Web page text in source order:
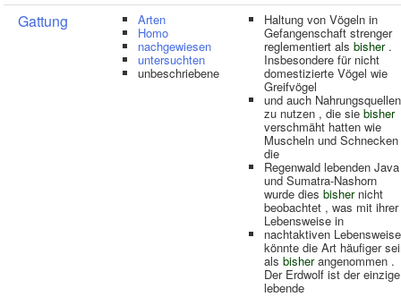
Gattung Arten
Homo
nachgewiesen
untersuchten
unbeschriebene
Haltung von Vögeln in
Gefangenschaft strenger
reglementiert als bisher.
Insbesondere für nicht
domestizierte Vögel wie
Greifvögel
und auch Nahrungsquellen
zu nutzen , die sie bisher
verschmäht hatten wie
Muscheln und
die
Regenwald lebenden
und Sumatra-Nashorn
wurde dies bishernicht
beobachtet , was mit ihrer
Lebensweise in
nachtaktiven Lebensweise
könnte die Art häufiger
als bisherangenommen .
Der Erdwolf ist der einzige
lebende